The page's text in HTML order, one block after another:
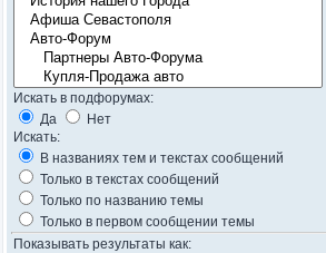
Искать в подфорумах:
Да
Нет
Искать:
В названиях тем и текстах сообщений
Только в текстах сообщений
Только по названию темы
Только в первом сообщении темы
Показывать результаты как: